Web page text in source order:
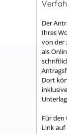
Der
Ihres
von der
als
Dort
Für den
Link auf